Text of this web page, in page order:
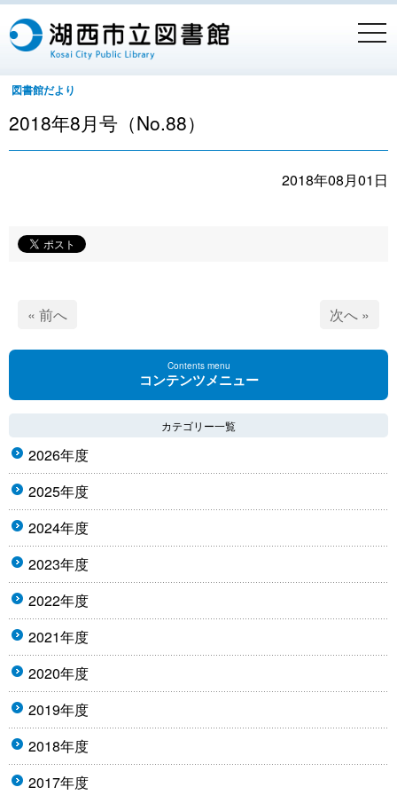
図書館だより
2018年8月号（No.88）
2018年08月01日
« 前へ 次へ »
Contents menu
コンテンツメニュー
カテゴリー一覧
2026年度
2025年度
2024年度
2023年度
2022年度
2021年度
2020年度
2019年度
2018年度
2017年度